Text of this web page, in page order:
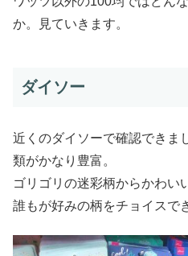
か。見ていきます。
ダイソー
近くのダイソーで確認できま
類がかなり豊富。
ゴリゴリの迷彩柄からかわい
誰もが好みの柄をチョイスで